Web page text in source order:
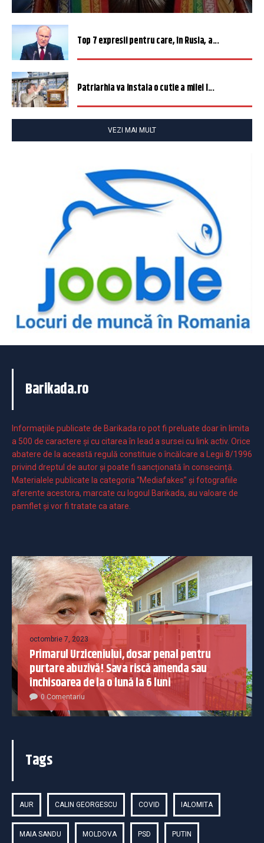
Top 7 expresii pentru care, în Rusia, a...
Patriarhia va instala o cutie a milei î...
VEZI MAI MULT
Barikada.ro
Informaţiile publicate de Barikada.ro pot fi preluate doar în limita
a 500 de caractere şi cu citarea în lead a sursei cu link activ. Orice
abatere de la această regulă constituie o încălcare a Legii 8/1996
privind dreptul de autor și poate fi sancționată în consecință.
Materialele publicate la categoria ”Mediafakes” și fotografiile
aferente acestora, marcate cu logoul Barikada, au valoare de
pamflet și vor fi tratate ca atare.
octombrie 7, 2023
Primarul Urziceniului, dosar penal pentru
purtare abuzivă! Sava riscă amenda sau
închisoarea de la o lună la 6 luni
0 Comentariu
Tags
AUR CALIN GEORGESCU COVID IALOMITA
MAIA SANDU MOLDOVA PSD PUTIN